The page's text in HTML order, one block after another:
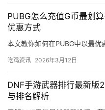
PUBG怎么充值G币最划
优惠方式
本文教你如何在PUBG中以最优
吃鸡资讯 2026年3月12日
DNF手游武器排行最新
与排名解析